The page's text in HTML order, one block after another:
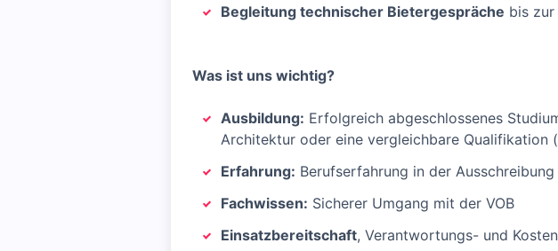
Begleitung technischer Bietergespräche bis zur
Was ist uns wichtig?
Ausbildung: Erfolgreich abgeschlossenes
Architektur oder eine vergleichbare Qualifikation
Erfahrung: Berufserfahrung in der
Fachwissen: Sicherer Umgang mit der VOB
Einsatzbereitschaft, Verantwortungs- und